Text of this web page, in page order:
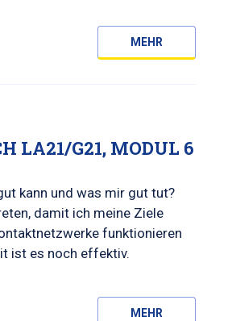
MEHR
LA21/G21, MODUL 6
kann und was mir gut tut?
damit ich meine Ziele
funktionieren
ist es noch effektiv.
MEHR